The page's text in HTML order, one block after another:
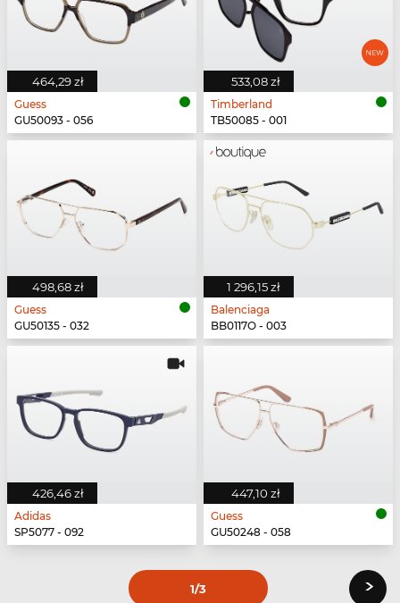
464,29 zł
Guess
GU50093 - 056
533,08 zł
Timberland
TB50085 - 001
498,68 zł
Guess
GU50135 - 032
1 296,15 zł
Balenciaga
BB0117O - 003
426,46 zł
Adidas
SP5077 - 092
447,10 zł
Guess
GU50248 - 058
1/3 ›